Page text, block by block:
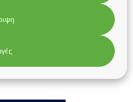
εταιρείας
ραδιοφωνική
του κ.Βαρδάκη